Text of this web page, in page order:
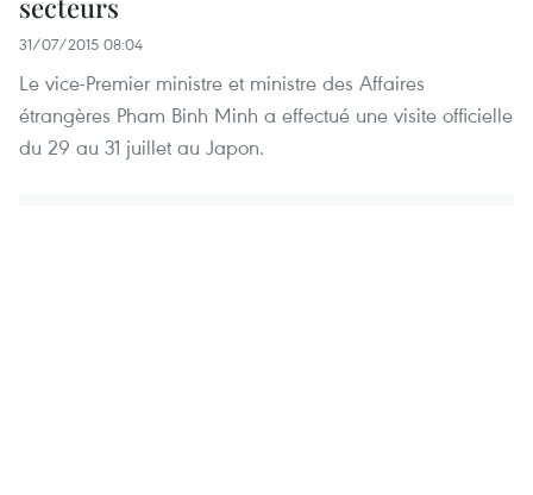
secteurs
31/07/2015 08:04
Le vice-Premier ministre et ministre des Affaires
étrangères Pham Binh Minh a effectué une visite officielle
du 29 au 31 juillet au Japon.